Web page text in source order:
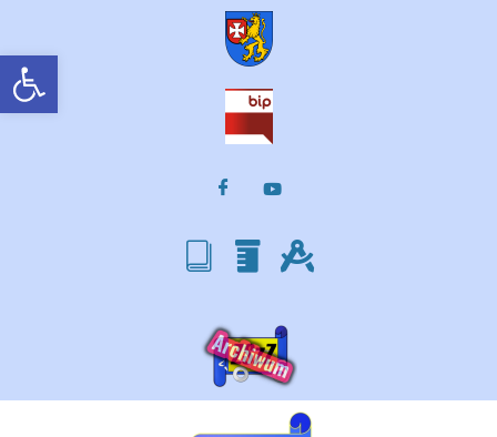
Otwórz pasek narzędzi